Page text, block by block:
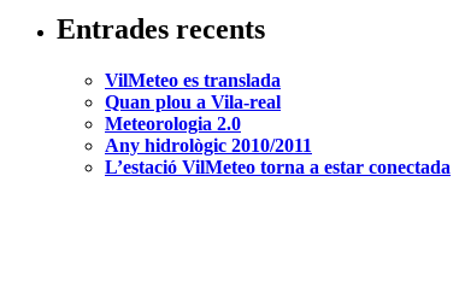
Entrades recents
VilMeteo es translada
Quan plou a Vila-real
Meteorologia 2.0
Any hidrològic 2010/2011
L’estació VilMeteo torna a estar conectada